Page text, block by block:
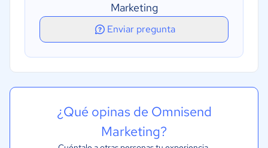
Marketing
Enviar pregunta
¿Qué opinas de Omnisend
Marketing?